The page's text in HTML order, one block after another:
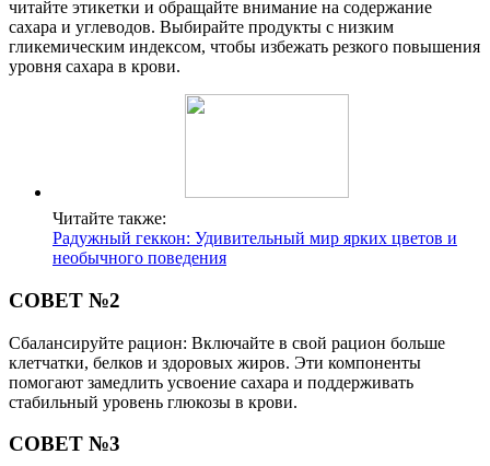
читайте этикетки и обращайте внимание на содержание
сахара и углеводов. Выбирайте продукты с низким
гликемическим индексом, чтобы избежать резкого повышения
уровня сахара в крови.
Читайте также:
Радужный геккон: Удивительный мир ярких цветов и
необычного поведения
СОВЕТ №2
Сбалансируйте рацион: Включайте в свой рацион больше
клетчатки, белков и здоровых жиров. Эти компоненты
помогают замедлить усвоение сахара и поддерживать
стабильный уровень глюкозы в крови.
СОВЕТ №3